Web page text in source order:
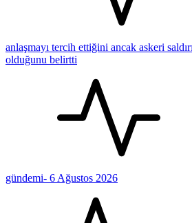
anlaşmayı tercih ettiğini ancak askeri
olduğunu belirtti
gündemi- 6 Ağustos 2026